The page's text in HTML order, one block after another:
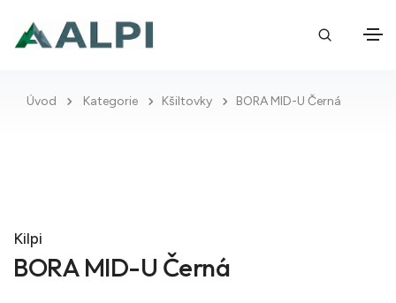
Úvod Kategorie Kšiltovky BORA MID-U Černá
Kilpi
BORA MID-U Černá